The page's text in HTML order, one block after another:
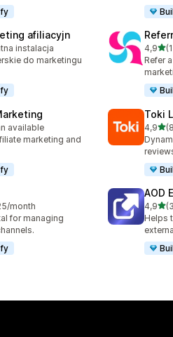
afiliacyjn
148
instalacja
do marketingu
4,9na
Refer
25
available
marketing and
Toki
4,9na
10
month
for managing
AOD
4,9na
Helps